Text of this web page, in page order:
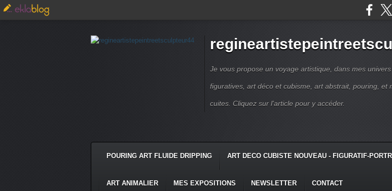
Je vous propose un voyage artistique, dans mes
figuratives, art déco et cubisme, art abstrait, pouring, et
cuites. Cliquez sur l'article pour y accéder.
POURING ART FLUIDE DRIPPING ART DECO CUBISTE NOUVEAU - FIGURATIF-
ART ANIMALIER MES EXPOSITIONS NEWSLETTER CONTACT